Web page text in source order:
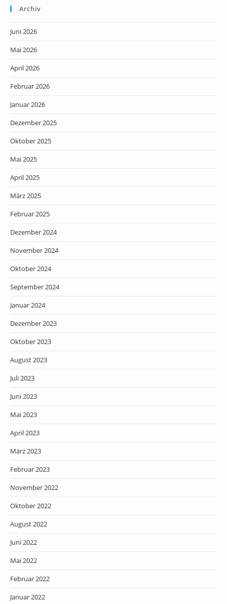
Archiv
Juni 2026
Mai 2026
April 2026
Februar 2026
Januar 2026
Dezember 2025
Oktober 2025
Mai 2025
April 2025
März 2025
Februar 2025
Dezember 2024
November 2024
Oktober 2024
September 2024
Januar 2024
Dezember 2023
Oktober 2023
August 2023
Juli 2023
Juni 2023
Mai 2023
April 2023
März 2023
Februar 2023
November 2022
Oktober 2022
August 2022
Juni 2022
Mai 2022
Februar 2022
Januar 2022